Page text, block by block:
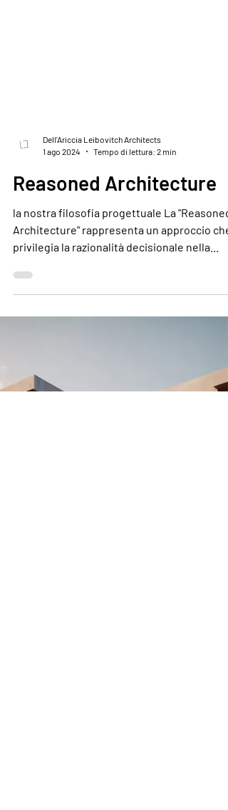
Dell'Ariccia Leibovitch Architects
Reasoned Architecture
la nostra filosofia progettuale La "Reasoned
Architecture" rappresenta un approccio che
privilegia la razionalità decisionale nella...